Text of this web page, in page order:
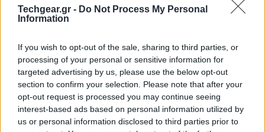
Techgear.gr - Do Not Process My Personal
Information
If you wish to opt-out of the sale, sharing to third parties, or
processing of your personal or sensitive information for
targeted advertising by us, please use the below opt-out
section to confirm your selection. Please note that after your
opt-out request is processed you may continue seeing
interest-based ads based on personal information utilized by
us or personal information disclosed to third parties prior to
Αποκτήστε ένα από τα καλύτερα παιχνίδια για το Wii